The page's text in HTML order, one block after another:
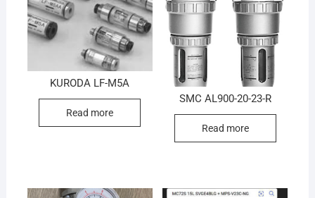
KURODA LF-M5A
Read more
SMC AL900-20-23-R
Read more